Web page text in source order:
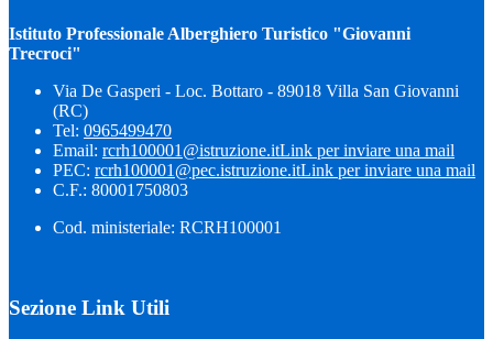
Istituto Professionale Alberghiero Turistico "Giovanni
Trecroci"
Via De Gasperi - Loc. Bottaro - 89018 Villa San Giovanni
(RC)
Tel: 0965499470
Email: rcrh100001@istruzione.itLink per inviare una mail
PEC: rcrh100001@pec.istruzione.itLink per inviare una mail
C.F.: 80001750803
Cod. ministeriale: RCRH100001
Sezione Link Utili